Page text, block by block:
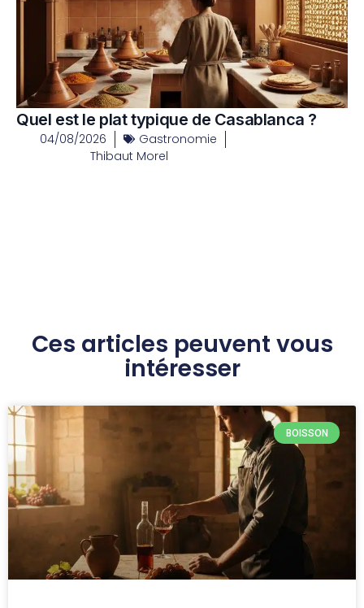
Quel est le plat typique de Casablanca ?
04/08/2026
Gastronomie
Thibaut Morel
Ces articles peuvent vous
intéresser
BOISSON